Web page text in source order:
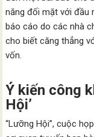
năng đối mặt với đầu
báo cáo do các nhà
cho biết căng thẳng
vốn.
Ý kiến ​​công
Hội’
“Lưỡng Hội”, cuộc